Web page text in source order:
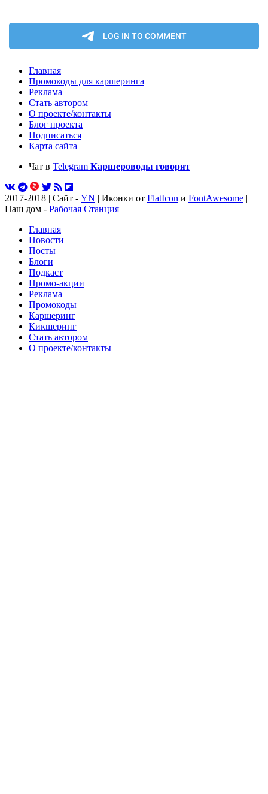
Главная
Промокоды для каршеринга
Реклама
Стать автором
О проекте/контакты
Блог проекта
Подписаться
Карта сайта
Чат в Telegram Каршероводы говорят
2017-2018 | Сайт - YN | Иконки от FlatIcon и FontAwesome |
Наш дом - Рабочая Станция
Главная
Новости
Посты
Блоги
Подкаст
Промо-акции
Реклама
Промокоды
Каршеринг
Кикшеринг
Стать автором
О проекте/контакты